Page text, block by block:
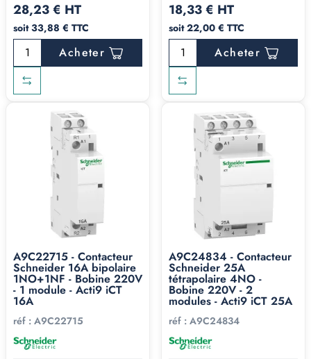
28,23 € HT
soit 33,88 € TTC
Acheter
18,33 € HT
soit 22,00 € TTC
Acheter
A9C22715 - Contacteur
Schneider 16A bipolaire
1NO+1NF - Bobine 220V
- 1 module - Acti9 iCT
16A
réf : A9C22715
A9C24834 - Contacteur
Schneider 25A
tétrapolaire 4NO -
Bobine 220V - 2
modules - Acti9 iCT 25A
réf : A9C24834